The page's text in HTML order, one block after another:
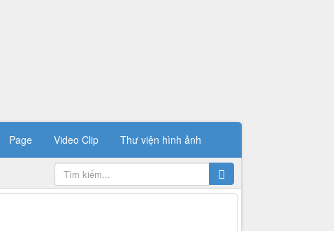
Page Video Clip Thư viện hình ảnh